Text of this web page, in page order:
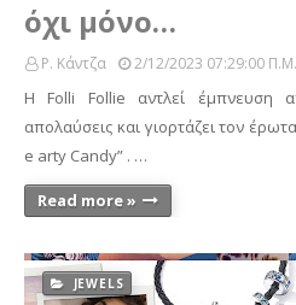
όχι μόνο…
Ρ. Κάντζα 2/12/2023 07:29:00 Π.μ.
Η Folli Follie αντλεί έμπνευση
απολαύσεις και γιορτάζει τον
e arty Candy” . …
Read more »
JEWELS